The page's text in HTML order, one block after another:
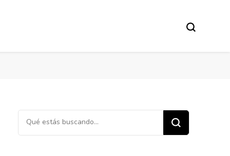
¿Buscas algo?